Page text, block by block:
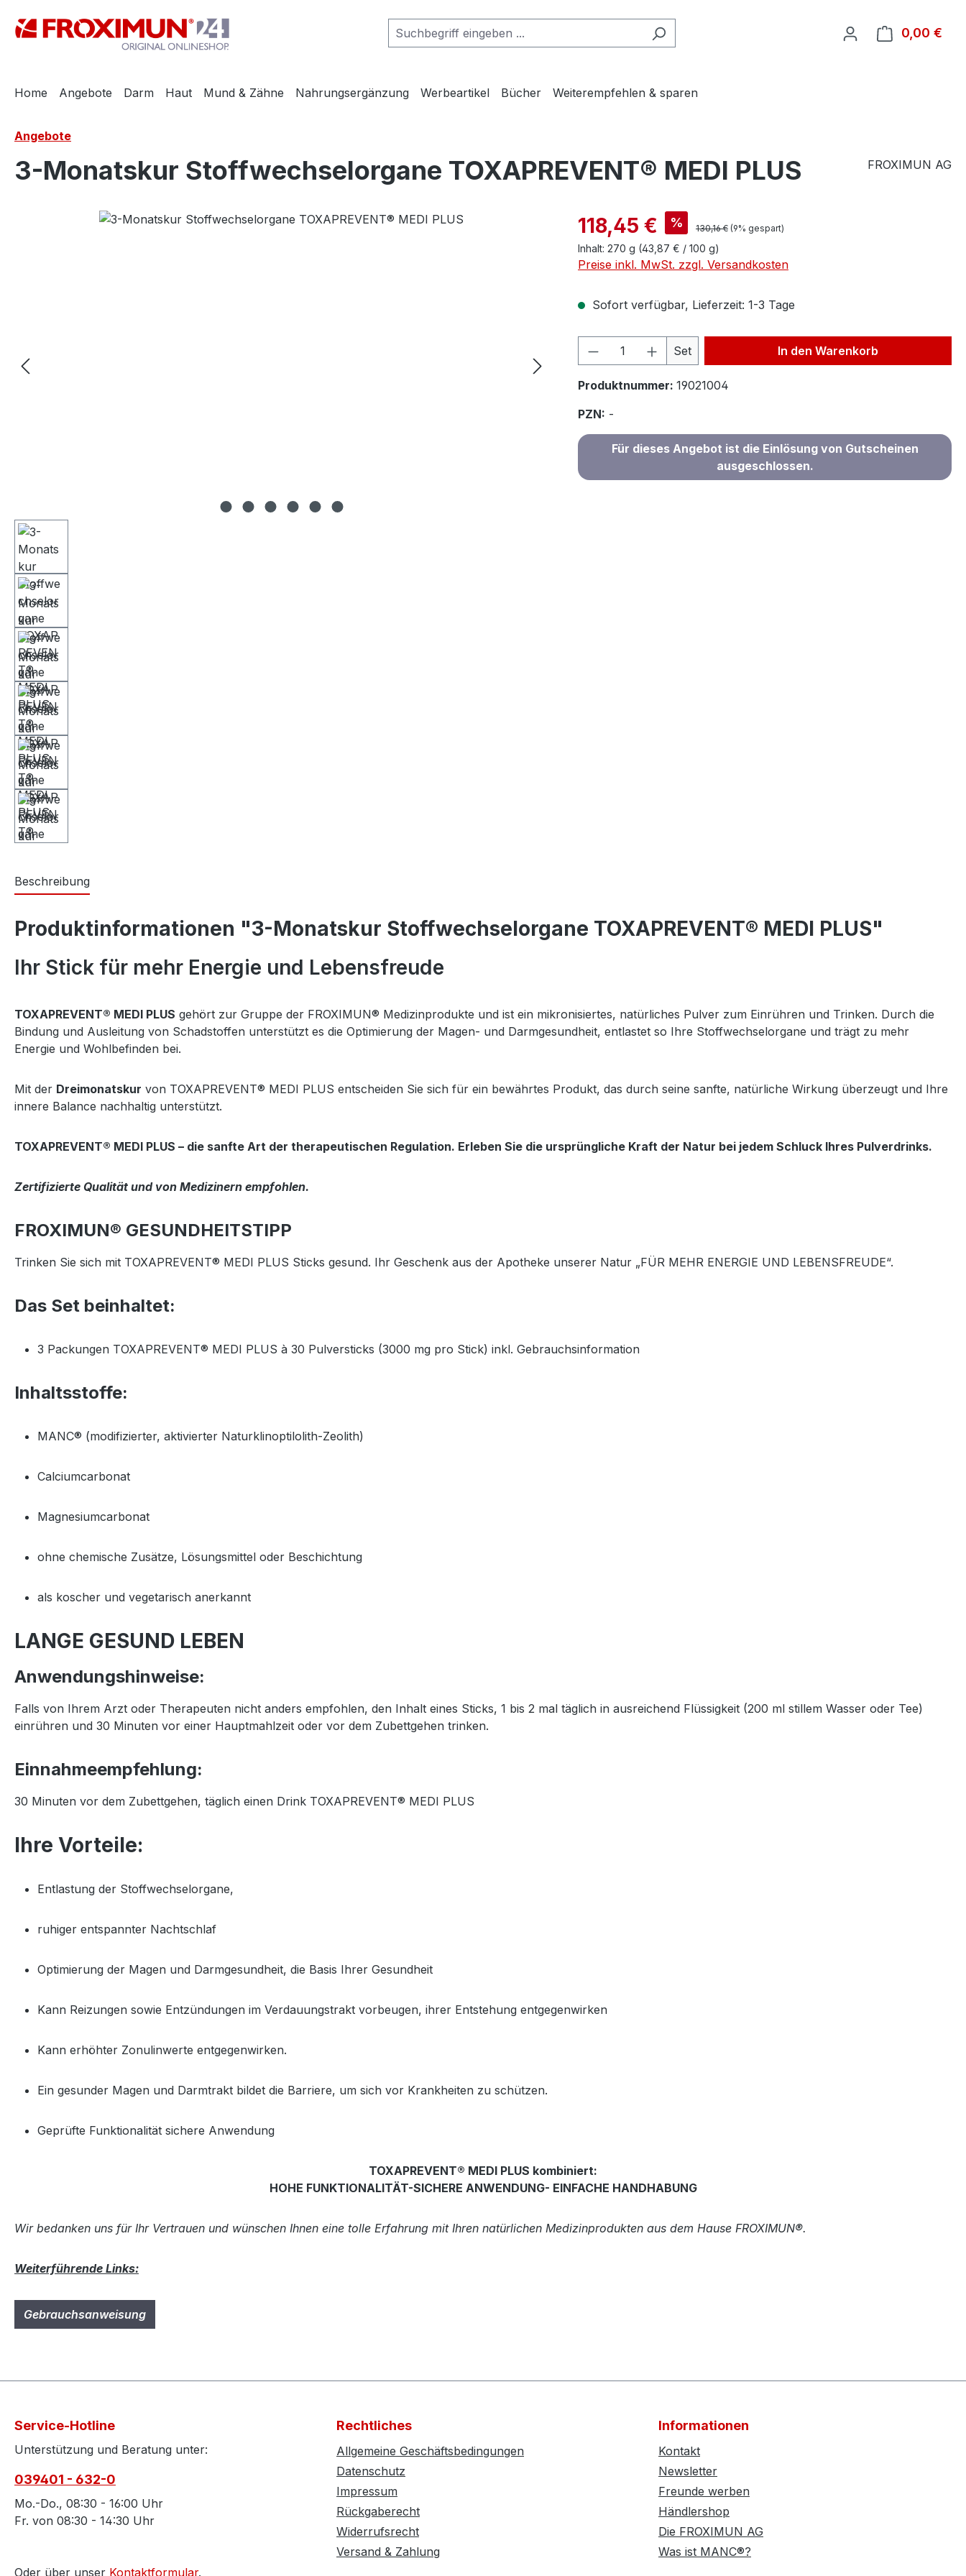
Hauptinhalt springen
Zur Suche springen
Zur Hauptnavigation springen
0,00 €
Home Angebote Darm Haut Mund & Zähne Nahrungsergänzung Werbeartikel Bücher Weiterempfehlen & sparen
Angebote
3-Monatskur Stoffwechselorgane TOXAPREVENT® MEDI PLUS FROXIMUN AG
118,45 € % 130,16 € (9% gespart)
Inhalt: 270 g (43,87 € / 100 g)
Preise inkl. MwSt. zzgl. Versandkosten
Sofort verfügbar, Lieferzeit: 1-3 Tage
Produkt Anzahl: Gib den gewünschten Wert
Set In den Warenkorb
Produktnummer: 19021004
PZN: -
Für dieses Angebot ist die Einlösung von Gutscheinen
ausgeschlossen.
Beschreibung
Produktinformationen "3-Monatskur Stoffwechselorgane TOXAPREVENT® MEDI PLUS"
Ihr Stick für mehr Energie und Lebensfreude
TOXAPREVENT® MEDI PLUS gehört zur Gruppe der FROXIMUN® Medizinprodukte und ist ein mikronisiertes, natürliches Pulver zum Einrühren und Trinken. Durch die
Bindung und Ausleitung von Schadstoffen unterstützt es die Optimierung der Magen- und Darmgesundheit, entlastet so Ihre Stoffwechselorgane und trägt zu mehr
Energie und Wohlbefinden bei.
Mit der Dreimonatskur von TOXAPREVENT® MEDI PLUS entscheiden Sie sich für ein bewährtes Produkt, das durch seine sanfte, natürliche Wirkung überzeugt und Ihre
innere Balance nachhaltig unterstützt.
TOXAPREVENT® MEDI PLUS – die sanfte Art der therapeutischen Regulation. Erleben Sie die ursprüngliche Kraft der Natur bei jedem Schluck Ihres Pulverdrinks.
Zertifizierte Qualität und von Medizinern empfohlen.
FROXIMUN® GESUNDHEITSTIPP
Trinken Sie sich mit TOXAPREVENT® MEDI PLUS Sticks gesund. Ihr Geschenk aus der Apotheke unserer Natur „FÜR MEHR ENERGIE UND LEBENSFREUDE“.
Das Set beinhaltet:
3 Packungen TOXAPREVENT® MEDI PLUS à 30 Pulversticks (3000 mg pro Stick) inkl. Gebrauchsinformation
Inhaltsstoffe:
MANC® (modifizierter, aktivierter Naturklinoptilolith-Zeolith)
Calciumcarbonat
Magnesiumcarbonat
ohne chemische Zusätze, Lösungsmittel oder Beschichtung
als koscher und vegetarisch anerkannt
LANGE GESUND LEBEN
Anwendungshinweise:
Falls von Ihrem Arzt oder Therapeuten nicht anders empfohlen, den Inhalt eines Sticks, 1 bis 2 mal täglich in ausreichend Flüssigkeit (200 ml stillem Wasser oder Tee)
einrühren und 30 Minuten vor einer Hauptmahlzeit oder vor dem Zubettgehen trinken.
Einnahmeempfehlung:
30 Minuten vor dem Zubettgehen, täglich einen Drink TOXAPREVENT® MEDI PLUS
Ihre Vorteile:
Entlastung der Stoffwechselorgane,
ruhiger entspannter Nachtschlaf
Optimierung der Magen und Darmgesundheit, die Basis Ihrer Gesundheit
Kann Reizungen sowie Entzündungen im Verdauungstrakt vorbeugen, ihrer Entstehung entgegenwirken
Kann erhöhter Zonulinwerte entgegenwirken.
Ein gesunder Magen und Darmtrakt bildet die Barriere, um sich vor Krankheiten zu schützen.
Geprüfte Funktionalität sichere Anwendung
TOXAPREVENT® MEDI PLUS kombiniert:
HOHE FUNKTIONALITÄT-SICHERE ANWENDUNG- EINFACHE HANDHABUNG
Wir bedanken uns für Ihr Vertrauen und wünschen Ihnen eine tolle Erfahrung mit Ihren natürlichen Medizinprodukten aus dem Hause FROXIMUN®.
Weiterführende Links:
Gebrauchsanweisung
Service-Hotline
Unterstützung und Beratung unter:
039401 - 632-0
Mo.-Do., 08:30 - 16:00 Uhr
Fr. von 08:30 - 14:30 Uhr
Oder über unser Kontaktformular.
Rechtliches
Allgemeine Geschäftsbedingungen
Datenschutz
Impressum
Rückgaberecht
Widerrufsrecht
Versand & Zahlung
Informationen
Kontakt
Newsletter
Freunde werben
Händlershop
Die FROXIMUN AG
Was ist MANC®?